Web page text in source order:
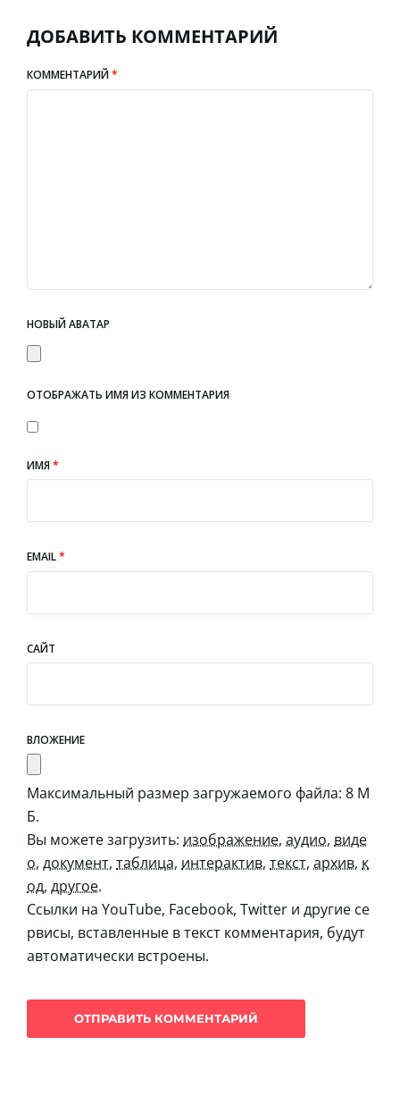
ДОБАВИТЬ КОММЕНТАРИЙ
КОММЕНТАРИЙ*
НОВЫЙ АВАТАР
ОТОБРАЖАТЬ ИМЯ ИЗ КОММЕНТАРИЯ
ИМЯ*
EMAIL*
САЙТ
ВЛОЖЕНИЕ
Максимальный размер загружаемого файла: 8 М
Б.
Вы можете загрузить: изображение, аудио, виде
о, документ, таблица, интерактив, текст, архив, к
од, другое.
Ссылки на YouTube, Facebook, Twitter и другие се
рвисы, вставленные в текст комментария, будут
автоматически встроены.